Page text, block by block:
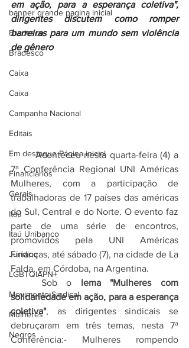
banner grande pagina inicial
Bradesco
Bradesco
Caixa
Caixa
Campanha Nacional
Editais
Em destaque Página inicial
Financiários
Gerais
Itaú
Itaú Unibanco
Jurídico
LGBTQIAPN+
Movimento Sindical
Mulheres
Negros
em ação, para a esperança coletiva",
dirigentes discutem como romper
barreiras para um mundo sem violência
de gênero
	Aconteceu nesta quarta-feira (4) a
7ª Conferência Regional UNI Américas
Mulheres, com a participação de
trabalhadoras de 17 países das américas
do Sul, Central e do Norte. O evento faz
parte de uma série de encontros,
promovidos pela UNI Américas
Finanças, até sábado (7), na cidade de La
Falda, em Córdoba, na Argentina.
	Sob o
lema "Mulheres com
solidariedade em ação, para a esperança
coletiva", as dirigentes sindicais se
debruçaram em três temas, nesta 7ª
Conferência:- Mulheres rompendo